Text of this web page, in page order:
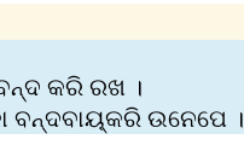
କରି ରଖ ।
ବନ୍ଦବାୟ୍‌କରି ଉନେପେ ।